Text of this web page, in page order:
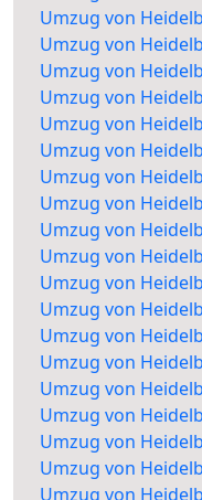
Umzug von
Umzug von
Umzug von
Umzug von
Umzug von
Umzug von
Umzug von
Umzug von
Umzug von
Umzug von
Umzug von
Umzug von
Umzug von
Umzug von
Umzug von
Umzug von
Umzug von
Umzug von
Umzug von